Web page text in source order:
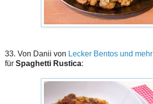
33. Von Danii von Lecker Bentos und mehr
für Spaghetti Rustica: